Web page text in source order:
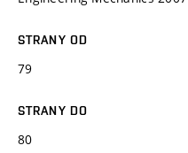
STRANY OD
79
STRANY DO
80